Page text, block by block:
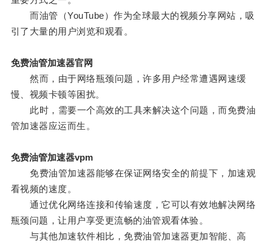
而油管（YouTube）作为全球最大的视频分享网站，吸
引了大量的用户浏览和观看。
免费油管加速器官网
然而，由于网络瓶颈问题，许多用户经常遭遇网速缓
慢、视频卡顿等困扰。
此时，需要一个高效的工具来解决这个问题，而免费油
管加速器应运而生。
免费油管加速器vpm
免费油管加速器能够在保证网络安全的前提下，加速观
看视频的速度。
通过优化网络连接和传输速度，它可以有效地解决网络
瓶颈问题，让用户享受更流畅的油管观看体验。
与其他加速软件相比，免费油管加速器更加智能、高